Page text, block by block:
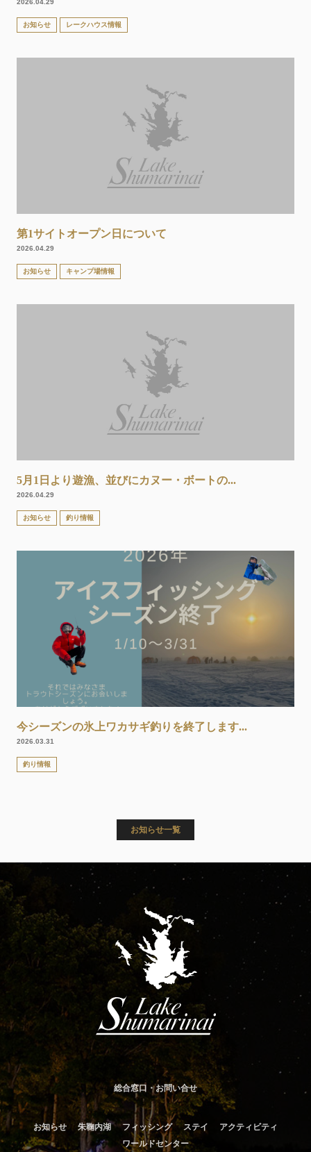
2026.04.29
お知らせ レークハウス情報
第1サイトオープン日について
2026.04.29
お知らせ キャンプ場情報
5月1日より遊漁、並びにカヌー・ボートの...
2026.04.29
お知らせ 釣り情報
今シーズンの氷上ワカサギ釣りを終了します...
2026.03.31
釣り情報
お知らせ一覧
総合窓口・お問い合せ
お知らせ 朱鞠内湖 フィッシング ステイ
アクティビティ
ワールドセンター